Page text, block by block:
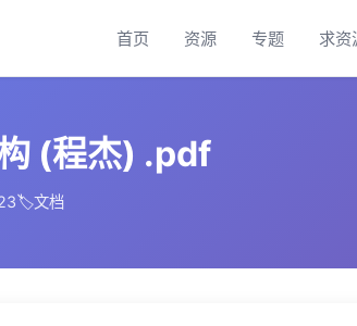
首页 资源 专题 求资
(程杰) .pdf
🏷️文档